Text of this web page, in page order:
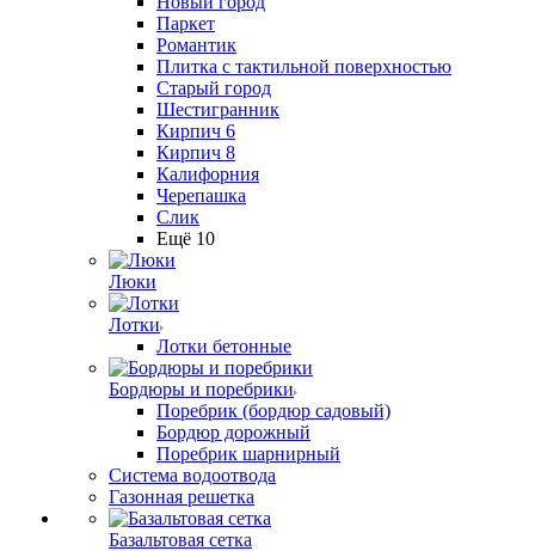
Паркет
Романтик
Плитка с тактильной поверхностью
Старый город
Шестигранник
Кирпич 6
Кирпич 8
Калифорния
Черепашка
Слик
Ещё 10
Люки
Лотки
Лотки бетонные
Бордюры и поребрики
Поребрик (бордюр садовый)
Бордюр дорожный
Поребрик шарнирный
Система водоотвода
Газонная решетка
Базальтовая сетка